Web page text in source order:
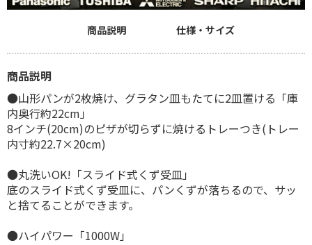
商品説明 仕様・サイズ
商品説明
●山形パンが2枚焼け、グラタン皿もたてに2皿置ける「庫
内奥行約22cm」
8インチ(20cm)のピザが切らずに焼けるトレーつき(トレー
内寸約22.7×20cm)
●丸洗いOK!「スライド式くず受皿」
底のスライド式くず受皿に、パンくずが落ちるので、サッ
と捨てることができます。
●ハイパワー「1000W」